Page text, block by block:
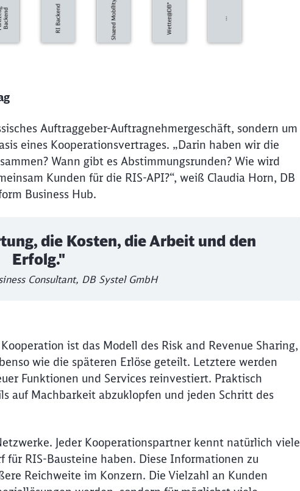
Auftraggeber-Auftragnehmergeschäft, sondern um
eines Kooperationsvertrages. „Darin haben wir die
Wann gibt es Abstimmungsrunden? Wie wird
Kunden für die RIS-API?“, weiß Claudia Horn, DB
Business Hub.
die Kosten, die Arbeit und den
Erfolg."
Consultant, DB Systel GmbH
ist das Modell des Risk and Revenue Sharing,
wie die späteren Erlöse geteilt. Letztere werden
Funktionen und Services reinvestiert. Praktisch
auf Machbarkeit abzuklopfen und jeden Schritt des
Jeder Kooperationspartner kennt natürlich viele
RIS-Bausteine haben. Diese Informationen zu
Reichweite im Konzern. Die Vielzahl an Kunden